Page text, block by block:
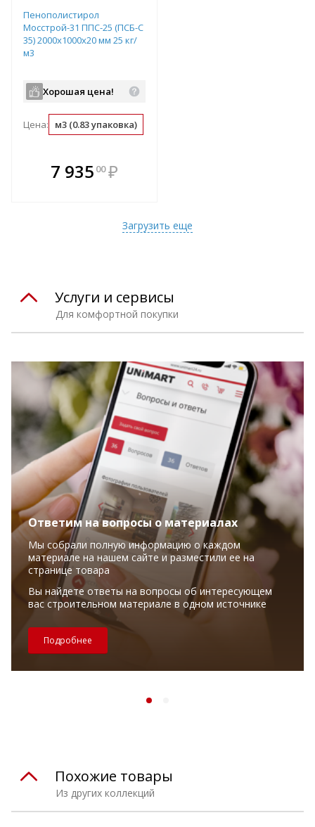
Пенополистирол
Мосстрой-31 ППС-25 (ПСБ-С
35) 2000х1000х20 мм 25 кг/
м3
Хорошая цена!
Цена: м3 (0.83 упаковка)
7 935 00 ₽
Загрузить еще
Для комфортной покупки
Услуги и сервисы
Ответим на вопросы о материалах
Мы собрали полную информацию о каждом
материале на нашем сайте и разместили ее на
странице товара
Вы найдете ответы на вопросы об интересующем
вас строительном материале в одном источнике
Подробнее
Из других коллекций
Похожие товары